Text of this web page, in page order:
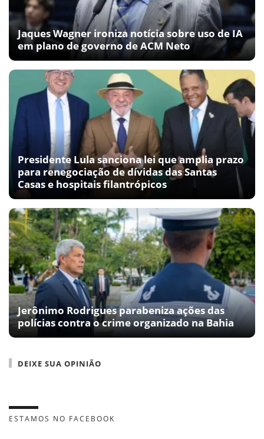
Jaques Wagner ironiza notícia sobre uso de IA
em plano de governo de ACM Neto
Presidente Lula sanciona lei que amplia prazo
para renegociação de dívidas das Santas
Casas e hospitais filantrópicos
Jerônimo Rodrigues parabeniza ações das
polícias contra o crime organizado na Bahia
DEIXE SUA OPINIÃO
ESTAMOS NO FACEBOOK